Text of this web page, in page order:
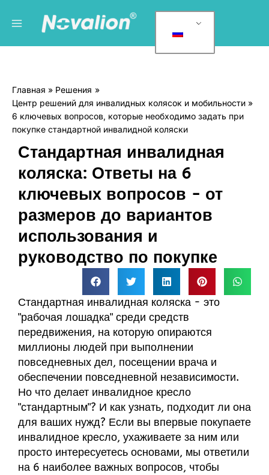
содержанию
Главное
меню
у
к
и
Главная
Решения
Центр решений для инвалидных колясок и мобильности
6 ключевых вопросов, которые необходимо задать при
покупке стандартной инвалидной коляски
Стандартная инвалидная
коляска: Ответы на 6
ключевых вопросов - от
размеров до вариантов
использования и
руководство по покупке
Стандартная инвалидная коляска - это
"рабочая лошадка" среди средств
передвижения, на которую опираются
миллионы людей при выполнении
повседневных дел, посещении врача и
обеспечении повседневной независимости.
Но что делает инвалидное кресло
"стандартным"? И как узнать, подходит ли она
для ваших нужд? Если вы впервые покупаете
инвалидное кресло, ухаживаете за ним или
просто интересуетесь основами, мы ответили
на 6 наиболее важных вопросов, чтобы